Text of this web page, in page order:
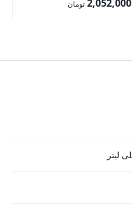
2,052,000 تومان